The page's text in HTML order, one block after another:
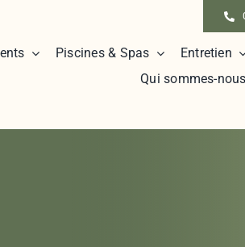
Piscines & Spas Entretien
Qui sommes-nous